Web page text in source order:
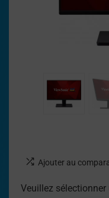
Ajouter au
Veuillez